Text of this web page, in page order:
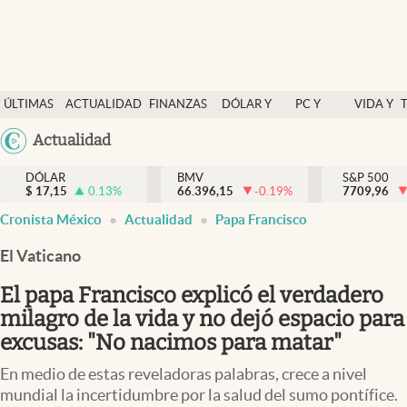
ÚLTIMAS
NOTICIAS
ACTUALIDAD
FINANZAS
DÓLAR Y
PC Y
VIDA Y
México
Actualidad
Actualidad
Finanzas y economía
Dólar y mercados
Pc y celular
Vida y estilo
Tv
DÓLAR
$ 17,15 0.13%
BMV
66.396,15
-0.19%
S&P 500
7709,96
Cronista México Actualidad Papa Francisco
El Vaticano
El papa Francisco explicó el verdadero
milagro de la vida y no dejó espacio para
excusas: "No nacimos para matar"
En medio de estas reveladoras palabras, crece a nivel
mundial la incertidumbre por la salud del sumo pontífice.